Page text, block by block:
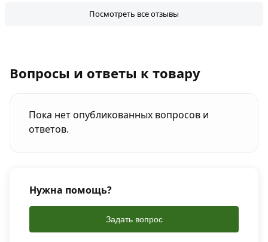
Посмотреть все отзывы
Вопросы и ответы к товару
Пока нет опубликованных вопросов и
ответов.
Нужна помощь?
Задать вопрос